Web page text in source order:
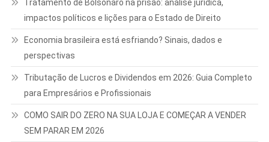
Tratamento de Bolsonaro na prisão: análise jurídica,
impactos políticos e lições para o Estado de Direito
Economia brasileira está esfriando? Sinais, dados e
perspectivas
Tributação de Lucros e Dividendos em 2026: Guia Completo
para Empresários e Profissionais
COMO SAIR DO ZERO NA SUA LOJA E COMEÇAR A VENDER
SEM PARAR EM 2026